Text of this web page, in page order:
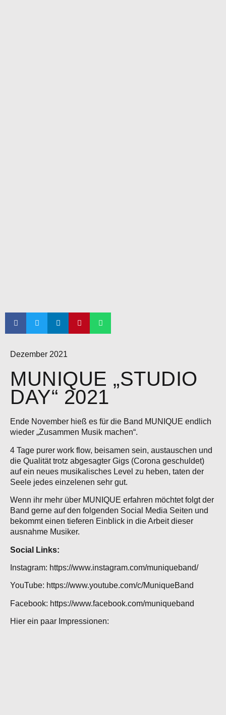
Dezember 2021
MUNIQUE „STUDIO
DAY“ 2021
Ende November hieß es für die Band MUNIQUE endlich
wieder „Zusammen Musik machen“.
4 Tage purer work flow, beisamen sein, austauschen und
die Qualität trotz abgesagter Gigs (Corona geschuldet)
auf ein neues musikalisches Level zu heben, taten der
Seele jedes einzelenen sehr gut.
Wenn ihr mehr über MUNIQUE erfahren möchtet folgt der
Band gerne auf den folgenden Social Media Seiten und
bekommt einen tieferen Einblick in die Arbeit dieser
ausnahme Musiker.
Social Links:
Instagram: https://www.instagram.com/muniqueband/
YouTube: https://www.youtube.com/c/MuniqueBand
Facebook: https://www.facebook.com/muniqueband
Hier ein paar Impressionen: